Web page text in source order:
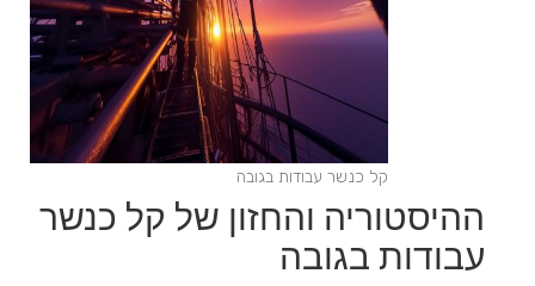
קל כנשר עבודות בגובה
ההיסטוריה והחזון של קל כנשר
עבודות בגובה